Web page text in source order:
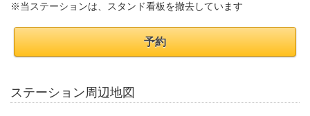
※当ステーションは、スタンド看板を撤去しています
予約
ステーション周辺地図